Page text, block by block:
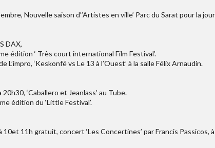
Nouvelle saison d’’Artistes en ville’ Parc du Sarat pour la
DAX,
édition ‘ Très court international Film Festival’.
L’impro, ‘Keskonfé vs Le 13 à l’Ouest’ à la salle Félix Arnaudin.
20h30, ‘Caballero et Jeanlass’ au Tube.
édition du ‘Little Festival’.
10et 11h gratuit, concert ‘Les Concertines’ par Francis Passicos,